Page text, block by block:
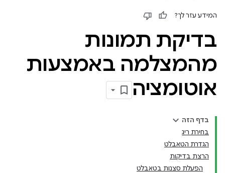
המידע עזר לך?
בדיקת תמונות
מהמצלמה באמצעות
אוטומציה
בדף הזה
בחירת ריג
הגדרת הטאבלט
הרצת בדיקות
הפעלת סצנות בטאבלט